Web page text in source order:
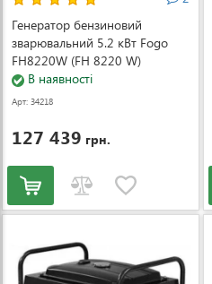
Генератор бензиновий
зварювальний 5.2 кВт Fogo
FH8220W (FH 8220 W)
В наявності
Арт: 34218
127 439 грн.